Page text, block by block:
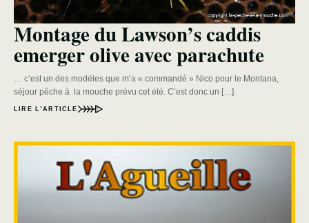
Montage du Lawson’s caddis
emerger olive avec parachute
… c’est un des modèles que m’a « commandé » Nico pour le Montana,
séjour pêche à la mouche prévu cet été. C’est donc un […]
LIRE L’ARTICLE